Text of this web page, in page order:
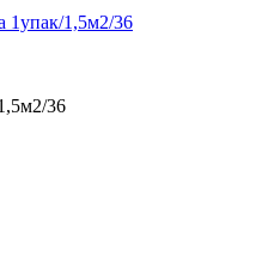
36